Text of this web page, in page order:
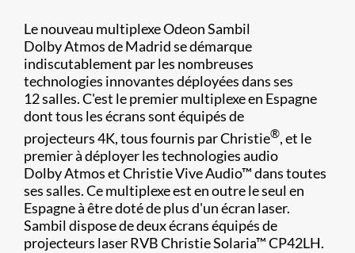
Le nouveau multiplexe Odeon Sambil
Dolby Atmos de Madrid se démarque
indiscutablement par les nombreuses
technologies innovantes déployées dans ses
12 salles. C'est le premier multiplexe en Espagne
dont tous les écrans sont équipés de
projecteurs 4K, tous fournis par Christie®, et le
premier à déployer les technologies audio
Dolby Atmos et Christie Vive Audio™ dans toutes
ses salles. Ce multiplexe est en outre le seul en
Espagne à être doté de plus d'un écran laser.
Sambil dispose de deux écrans équipés de
projecteurs laser RVB Christie Solaria™ CP42LH.